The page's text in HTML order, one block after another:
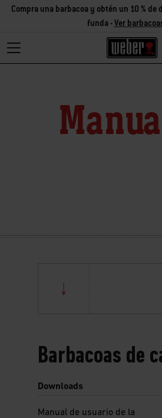
Compra una barbacoa y obtén un 10 %
funda -Ver
Barbacoas de
Downloads
Manual de usuario de la